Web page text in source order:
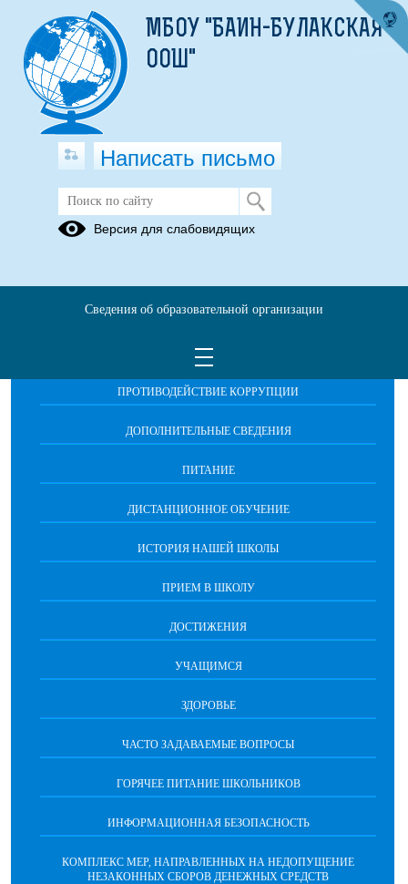
Международное сотрудничество
ОБРАЩЕНИЯ ГРАЖДАН
ПРОТИВОДЕЙСТВИЕ КОРРУПЦИИ
ДОПОЛНИТЕЛЬНЫЕ СВЕДЕНИЯ
ПИТАНИЕ
ДИСТАНЦИОННОЕ ОБУЧЕНИЕ
ИСТОРИЯ НАШЕЙ ШКОЛЫ
ПРИЕМ В ШКОЛУ
ДОСТИЖЕНИЯ
УЧАЩИМСЯ
ЗДОРОВЬЕ
ЧАСТО ЗАДАВАЕМЫЕ ВОПРОСЫ
ГОРЯЧЕЕ ПИТАНИЕ ШКОЛЬНИКОВ
ИНФОРМАЦИОННАЯ БЕЗОПАСНОCТЬ
КОМПЛЕКС МЕР, НАПРАВЛЕННЫХ НА НЕДОПУЩЕНИЕ
НЕЗАКОННЫХ СБОРОВ ДЕНЕЖНЫХ СРЕДСТВ
МБОУ "БАИН-БУЛАКСКАЯ
ООШ"
Написать письмо
Версия для слабовидящих
Сведения об образовательной организации